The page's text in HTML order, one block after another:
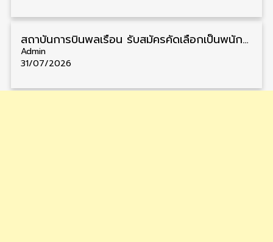
สถาบันการบินพลเรือน รับสมัครคัดเลือกเป็นพนักงาน วุฒิ ป.ตรี/ป.โท/ป.เอก 11 อัตรา รับสมัคร 27 กรกฎาคม – 10 สิงหาคม
Admin
31/07/2026